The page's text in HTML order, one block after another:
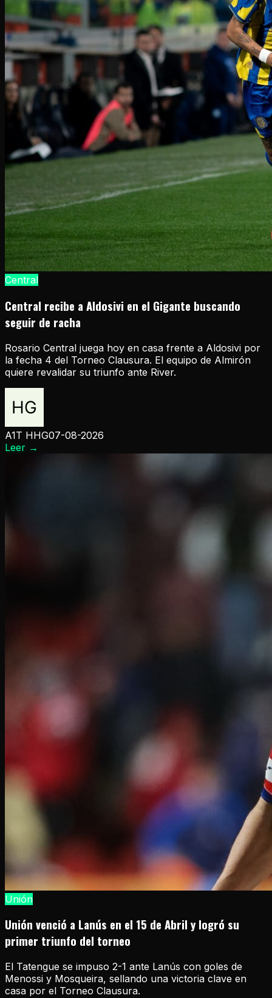
Central
Central recibe a Aldosivi en el Gigante buscando
seguir de racha
Rosario Central juega hoy en casa frente a Aldosivi por
la fecha 4 del Torneo Clausura. El equipo de Almirón
quiere revalidar su triunfo ante River.
A1T HHG07-08-2026
Leer →
Unión
Unión venció a Lanús en el 15 de Abril y logró su
primer triunfo del torneo
El Tatengue se impuso 2-1 ante Lanús con goles de
Menossi y Mosqueira, sellando una victoria clave en
casa por el Torneo Clausura.